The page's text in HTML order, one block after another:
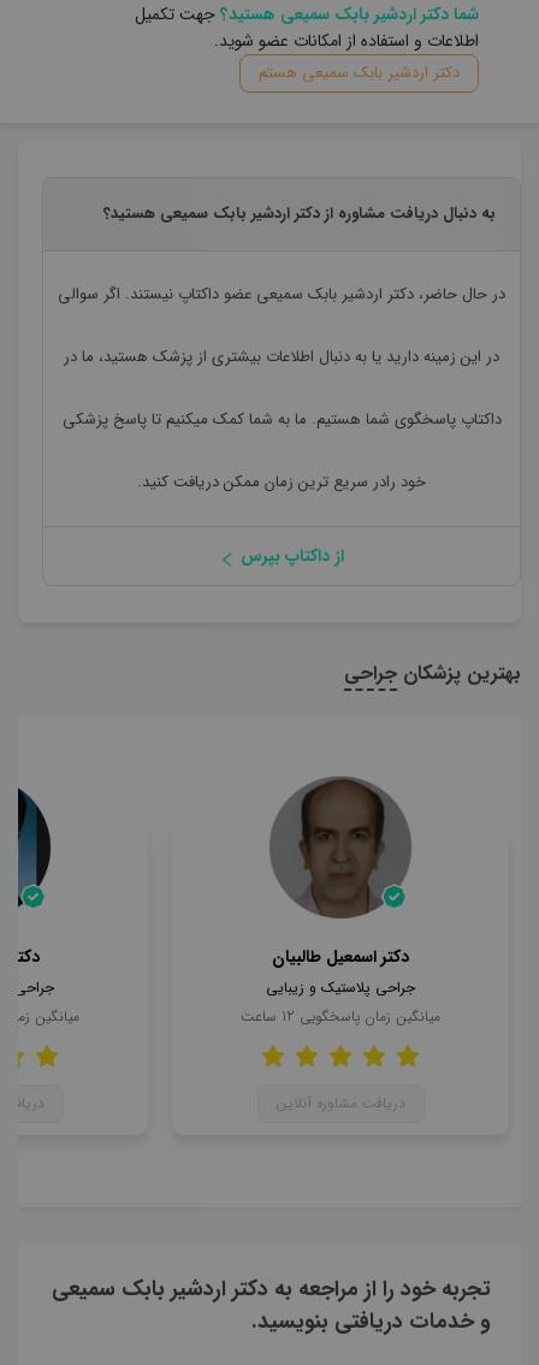
شما دکتر اردشیر بابک سمیعی هستید؟جهت تکمیل
اطلاعات و استفاده از امکانات عضو شوید.
دکتر اردشیر بابک سمیعی هستم
به دنبال دریافت مشاوره از دکتر اردشیر بابک سمیعی هستید؟
در حال حاضر، دکتر اردشیر بابک سمیعی عضو داکتاپ نیستند. اگر سوالی
در این زمینه دارید یا به دنبال اطلاعات بیشتری از پزشک هستید، ما در
داکتاپ پاسخگوی شما هستیم. ما به شما کمک میکنیم تا پاسخ پزشکی
خود رادر سریع ترین زمان ممکن دریافت کنید.
از داکتاپ بپرس
بهترین پزشکان جراحی
دکتر اسمعیل طالبیان
جراحی پلاستیک و زیبایی
میانگین زمان پاسخگویی 12 ساعت
دریافت مشاوره آنلاین
دکتر
جراحی
میانگین
تجربه خود را از مراجعه به دکتر اردشیر بابک سمیعی
و خدمات دریافتی بنویسید.